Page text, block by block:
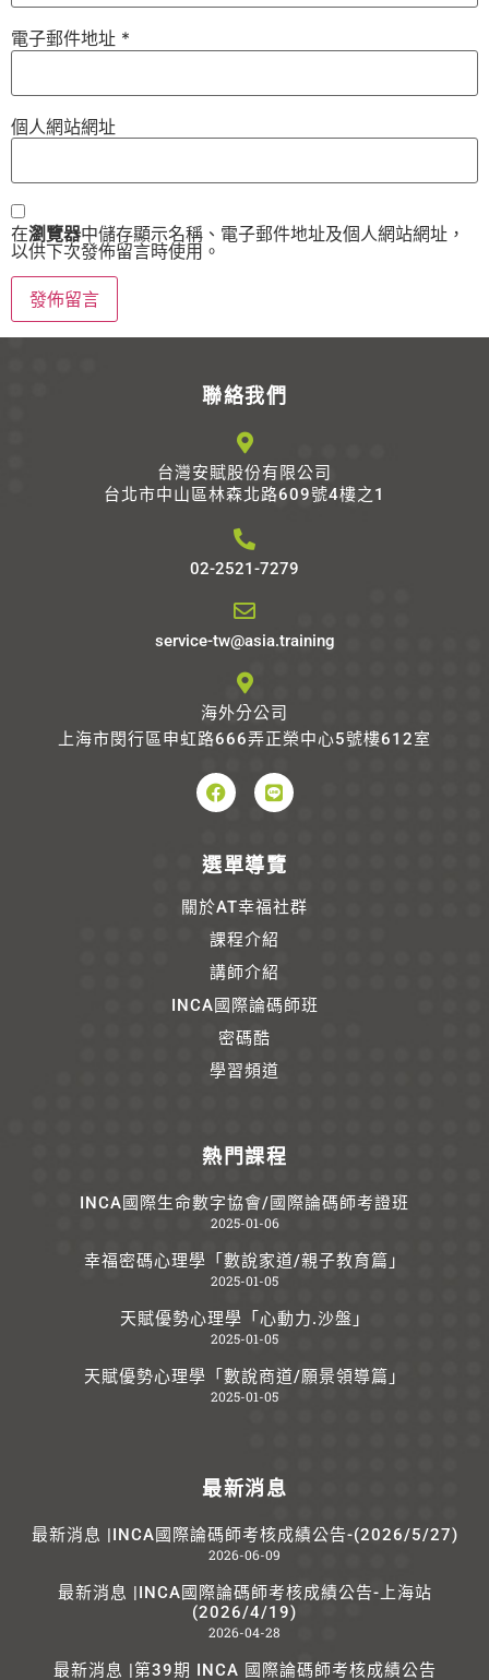
電子郵件地址 *
個人網站網址
在瀏覽器中儲存顯示名稱、電子郵件地址及個人網站網址，
以供下次發佈留言時使用。
聯絡我們
台灣安賦股份有限公司
台北市中山區林森北路609號4樓之1
02-2521-7279
service-tw@asia.training
海外分公司
上海市閔行區申虹路666弄正榮中心5號樓612室
選單導覽
關於AT幸福社群
課程介紹
講師介紹
INCA國際論碼師班
密碼酷
學習頻道
熱門課程
INCA國際生命數字協會/國際論碼師考證班
2025-01-06
幸福密碼心理學「數說家道/親子教育篇」
2025-01-05
天賦優勢心理學「心動力.沙盤」
2025-01-05
天賦優勢心理學「數說商道/願景領導篇」
2025-01-05
最新消息
最新消息 |INCA國際論碼師考核成績公告-(2026/5/27)
2026-06-09
最新消息 |INCA國際論碼師考核成績公告-上海站
(2026/4/19)
2026-04-28
最新消息 |第39期 INCA 國際論碼師考核成績公告